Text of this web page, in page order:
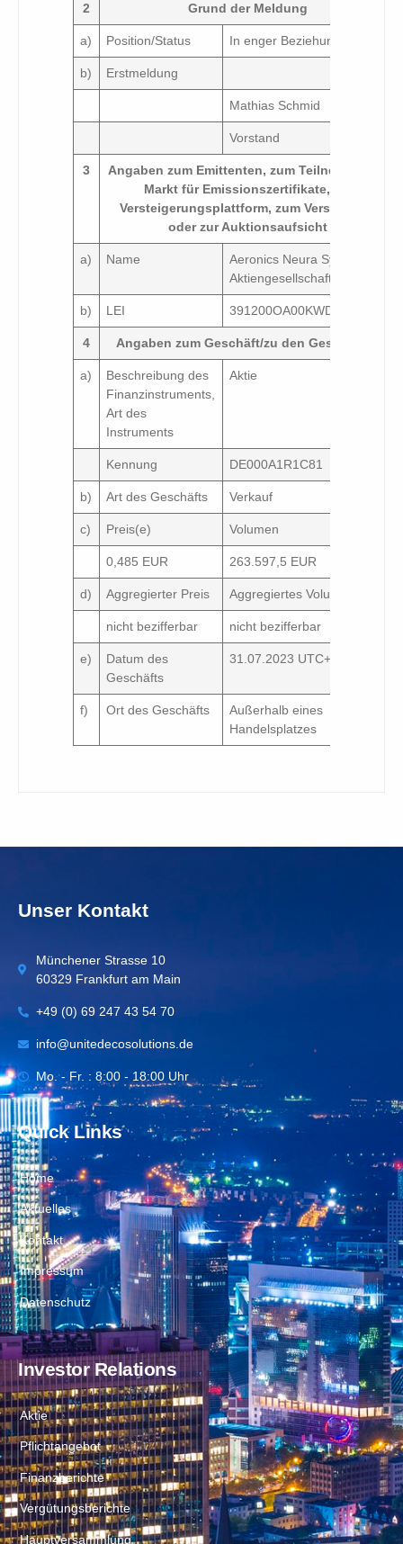
2 Grund der Meldung
a) Position/Status In enger Beziehung
b) Erstmeldung
Mathias Schmid
Vorstand
3
Angaben zum Emittenten, zum Teilnehmer am
Markt für Emissionszertifikate, zur
Versteigerungsplattform, zum Versteigerer
oder zur Auktionsaufsicht
a) Name
Aeronics Neura System
Aktiengesellschaft
b) LEI 391200OA00KWDLDKKT31
4 Angaben zum Geschäft/zu den Geschäften
a)
Beschreibung des
Finanzinstruments,
Art des
Instruments
Aktie
Kennung DE000A1R1C81
b) Art des Geschäfts Verkauf
c) Preis(e) Volumen
0,485 EUR 263.597,5 EUR
d) Aggregierter Preis Aggregiertes Volumen
nicht bezifferbar nicht bezifferbar
e)
Datum des
Geschäfts
31.07.2023 UTC+12
f) Ort des Geschäfts
Außerhalb eines
Handelsplatzes
Unser Kontakt
Münchener Strasse 10
60329 Frankfurt am Main
+49 (0) 69 247 43 54 70
info@unitedecosolutions.de
Mo. - Fr. : 8:00 - 18:00 Uhr
Quick Links
Home
Aktuelles
Kontakt
Impressum
Datenschutz
Investor Relations
Aktie
Pflichtangebot
Finanzberichte
Vergütungsberichte
Hauptversammlung